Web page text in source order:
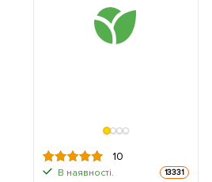
10
В наявності. 13331